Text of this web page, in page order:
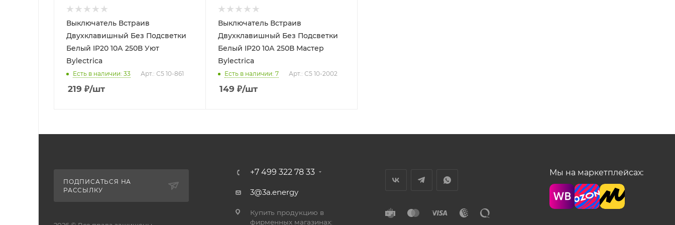
Выключатель Встраив
Двухклавишный Без Подсветки
Белый IP20 10А 250В Уют
Bylectrica
Есть в наличии: 33 Арт.: С5 10-861
219 ₽/шт
Выключатель Встраив
Двухклавишный Без Подсветки
Белый IP20 10А 250В Мастер
Bylectrica
Есть в наличии: 7 Арт.: С5 10-2002
149 ₽/шт
ПОДПИСАТЬСЯ НА
РАССЫЛКУ
+7 499 322 78 33
3@3a.energy
Купить продукцию в
фирменных магазинах:
Мы на маркетплейсах: